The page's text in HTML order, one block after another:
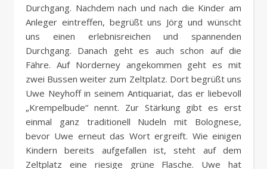
Durchgang. Nachdem nach und nach die Kinder am
Anleger eintreffen, begrüßt uns Jörg und wünscht
uns einen erlebnisreichen und spannenden
Durchgang. Danach geht es auch schon auf die
Fähre. Auf Norderney angekommen geht es mit
zwei Bussen weiter zum Zeltplatz. Dort begrüßt uns
Uwe Neyhoff in seinem Antiquariat, das er liebevoll
„Krempelbude“ nennt. Zur Stärkung gibt es erst
einmal ganz traditionell Nudeln mit Bolognese,
bevor Uwe erneut das Wort ergreift. Wie einigen
Kindern bereits aufgefallen ist, steht auf dem
Zeltplatz eine riesige grüne Flasche. Uwe hat